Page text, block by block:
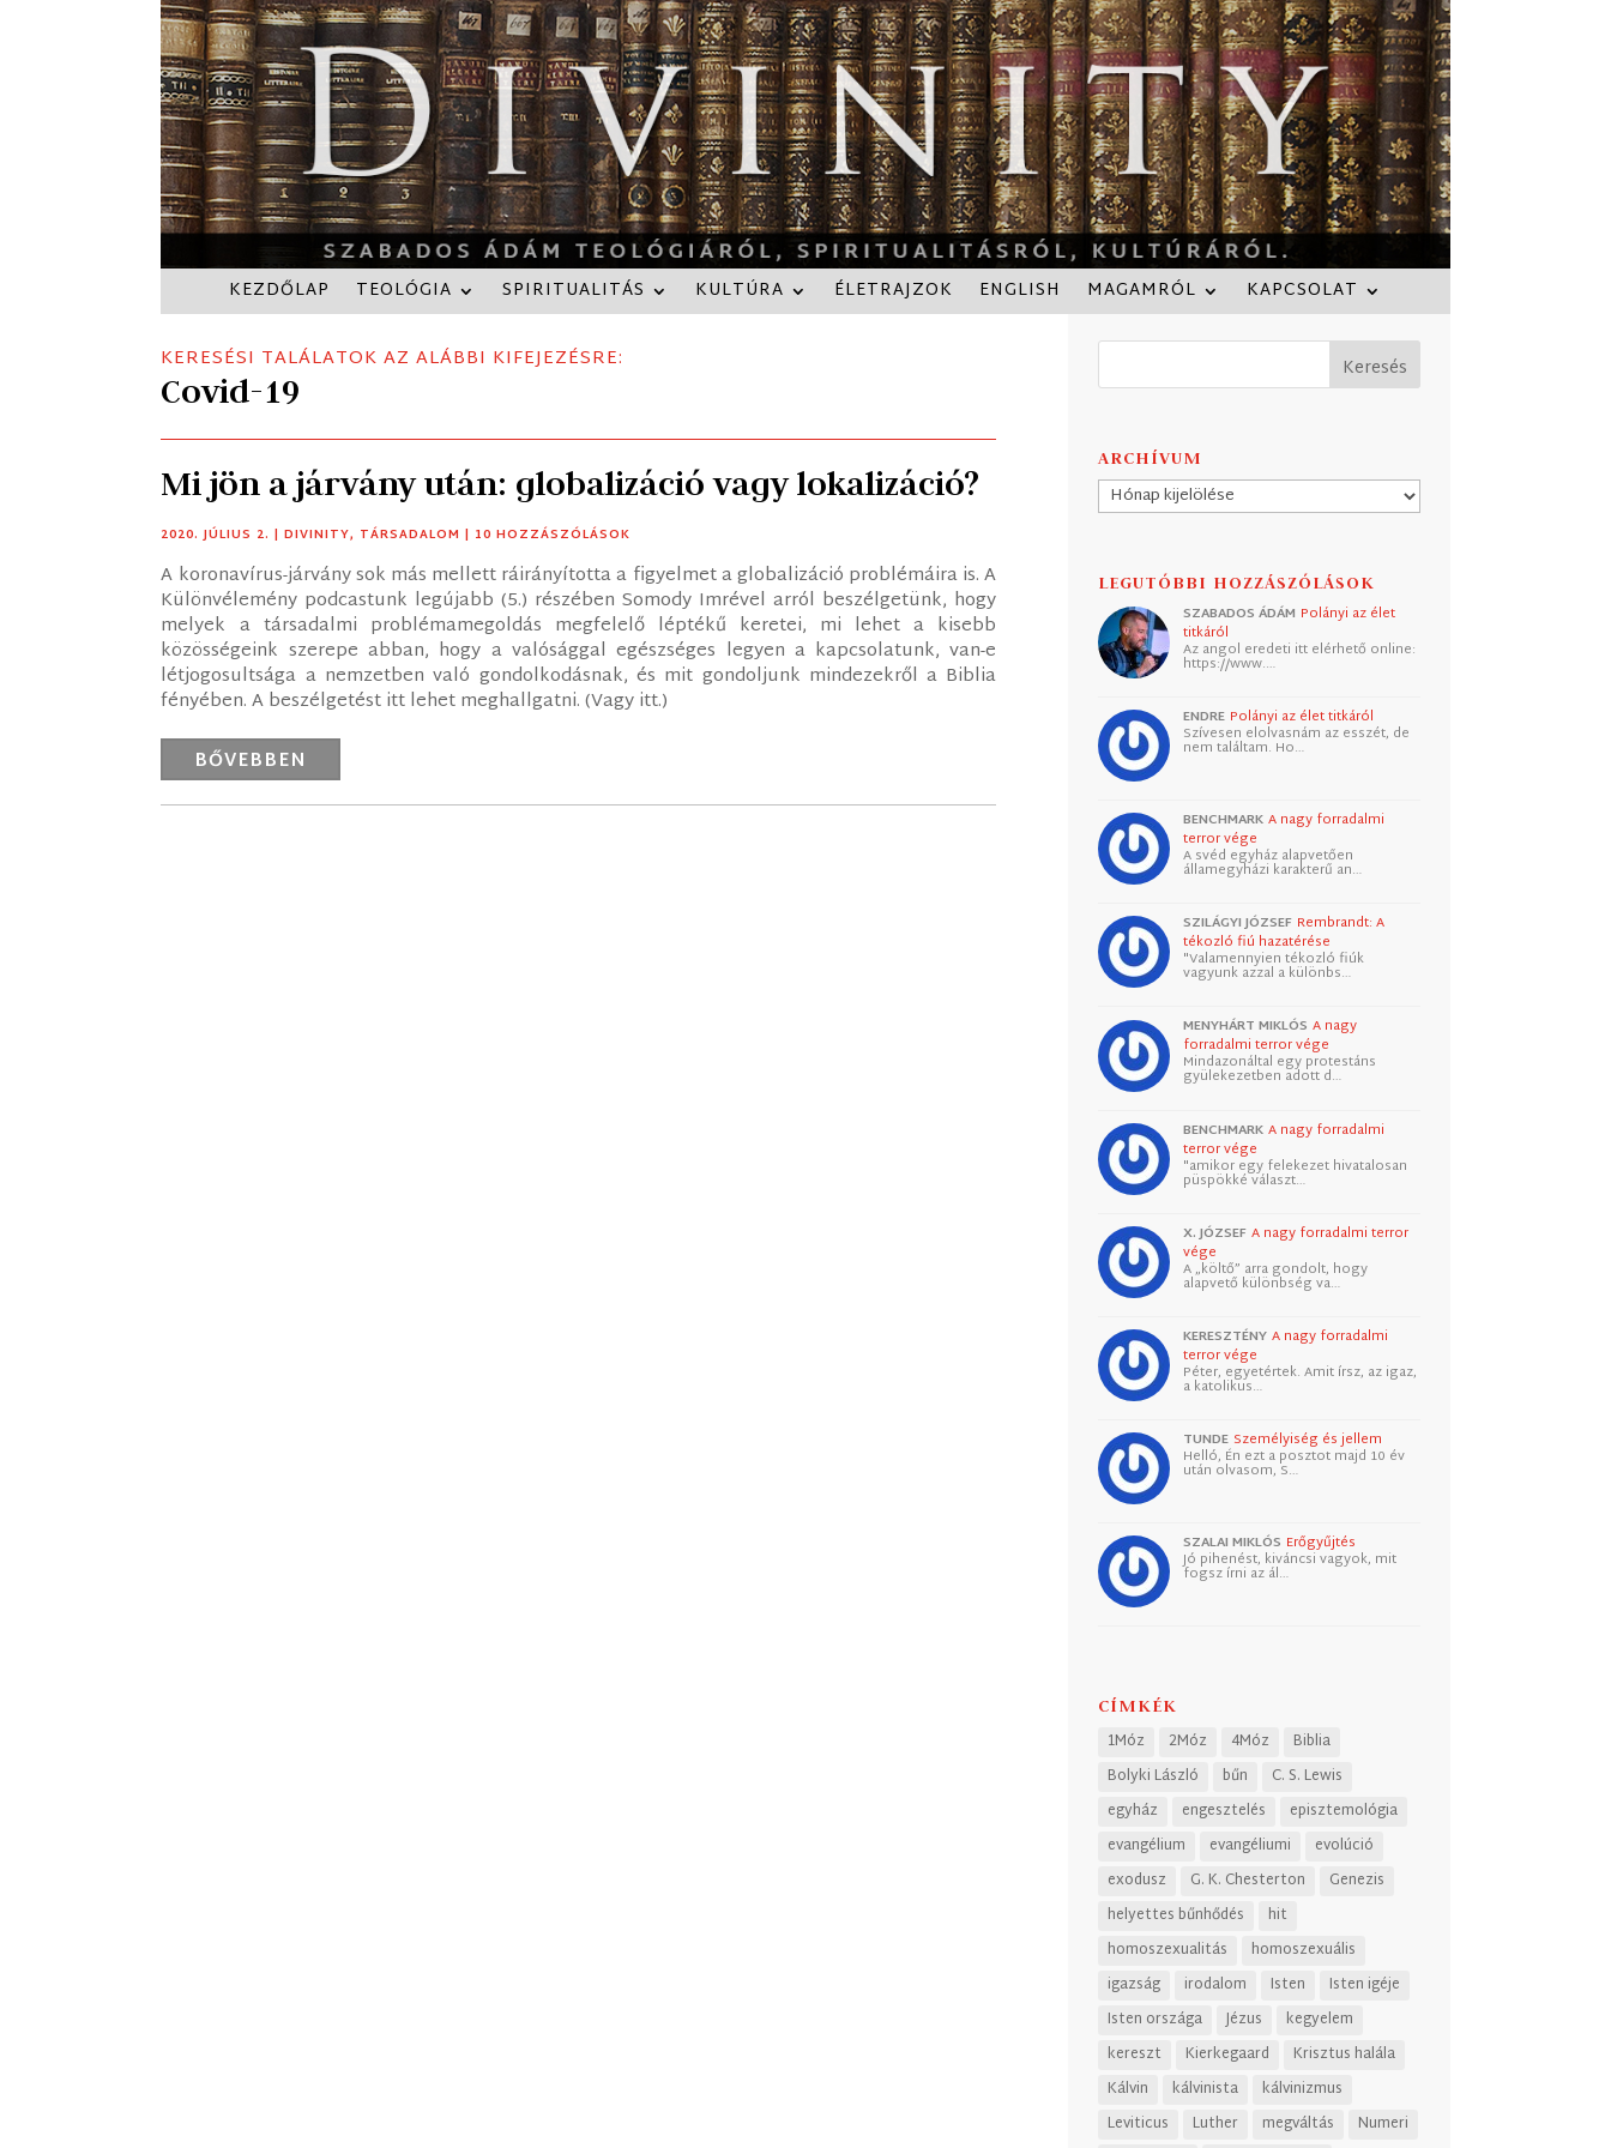
KEZDŐLAP TEOLÓGIA SPIRITUALITÁS KULTÚRA ÉLETRAJZOK ENGLISH MAGAMRÓL KAPCSOLAT
KERESÉSI TALÁLATOK AZ ALÁBBI KIFEJEZÉSRE:
Covid-19
Mi jön a járvány után: globalizáció vagy lokalizáció?
2020. JÚLIUS 2. |DIVINITY, TÁRSADALOM | 10 HOZZÁSZÓLÁSOK
A koronavírus-járvány sok más mellett ráirányította a figyelmet a globalizáció problémáira is. A
Különvélemény podcastunk legújabb (5.) részében Somody Imrével arról beszélgetünk, hogy
melyek a társadalmi problémamegoldás megfelelő léptékű keretei, mi lehet a kisebb
közösségeink szerepe abban, hogy a valósággal egészséges legyen a kapcsolatunk, van-e
létjogosultsága a nemzetben való gondolkodásnak, és mit gondoljunk mindezekről a Biblia
fényében. A beszélgetést itt lehet meghallgatni. (Vagy itt.)
BŐVEBBEN
ARCHÍVUM
Archívum
LEGUTÓBBI HOZZÁSZÓLÁSOK
SZABADOS ÁDÁM Polányi az élet
titkáról
Az angol eredeti itt elérhető online:
https://www.…
ENDRE Polányi az élet titkáról
Szívesen elolvasnám az esszét, de
nem találtam. Ho…
BENCHMARK A nagy forradalmi
terror vége
A svéd egyház alapvetően
államegyházi karakterű an…
SZILÁGYI JÓZSEF Rembrandt: A
tékozló fiú hazatérése
"Valamennyien tékozló fiúk
vagyunk azzal a különbs…
MENYHÁRT MIKLÓS A nagy
forradalmi terror vége
Mindazonáltal egy protestáns
gyülekezetben adott d…
BENCHMARK A nagy forradalmi
terror vége
"amikor egy felekezet hivatalosan
püspökké választ…
X. JÓZSEF A nagy forradalmi terror
vége
A „költő” arra gondolt, hogy
alapvető különbség va…
KERESZTÉNY A nagy forradalmi
terror vége
Péter, egyetértek. Amit írsz, az igaz,
a katolikus…
TUNDE Személyiség és jellem
Helló, Én ezt a posztot majd 10 év
után olvasom, S…
SZALAI MIKLÓS Erőgyűjtés
Jó pihenést, kiváncsi vagyok, mit
fogsz írni az ál…
CÍMKÉK
1Móz 2Móz 4Móz
Biblia
Bolyki László
bűn
C. S. Lewis
egyház
engesztelés
episztemológia
evangélium
evangéliumi
evolúció
exodusz
G. K. Chesterton
Genezis
helyettes bűnhődés
hit
homoszexualitás
homoszexuális
igazság
irodalom Isten
Isten igéje
Isten országa
Jézus
kegyelem
kereszt
Kierkegaard
Krisztus halála
Kálvin
kálvinista
kálvinizmus
Leviticus
Luther megváltás
Numeri